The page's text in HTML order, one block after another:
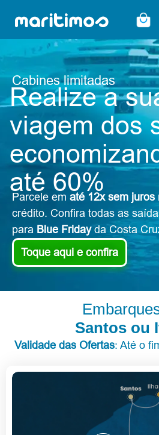
Cabines limitadas
Realize a
viagem dos
até 60%
Parcele em até 12x sem juros
crédito. Confira todas as
para Blue Fridayda Costa
Toque aqui e confira
Santos ou
Validade das Ofertas: Até o